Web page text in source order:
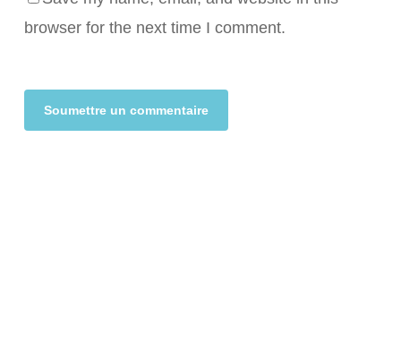
browser for the next time I comment.